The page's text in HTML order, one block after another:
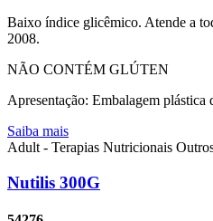
Baixo índice glicêmico. Atende a
2008.
NÃO CONTÉM GLÚTEN
Apresentação: Embalagem plástica
Saiba mais
Adult - Terapias Nutricionais
Nutilis 300G